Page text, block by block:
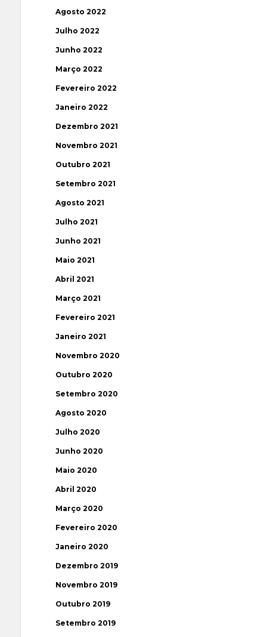
Agosto 2022
Julho 2022
Junho 2022
Março 2022
Fevereiro 2022
Janeiro 2022
Dezembro 2021
Novembro 2021
Outubro 2021
Setembro 2021
Agosto 2021
Julho 2021
Junho 2021
Maio 2021
Abril 2021
Março 2021
Fevereiro 2021
Janeiro 2021
Novembro 2020
Outubro 2020
Setembro 2020
Agosto 2020
Julho 2020
Junho 2020
Maio 2020
Abril 2020
Março 2020
Fevereiro 2020
Janeiro 2020
Dezembro 2019
Novembro 2019
Outubro 2019
Setembro 2019